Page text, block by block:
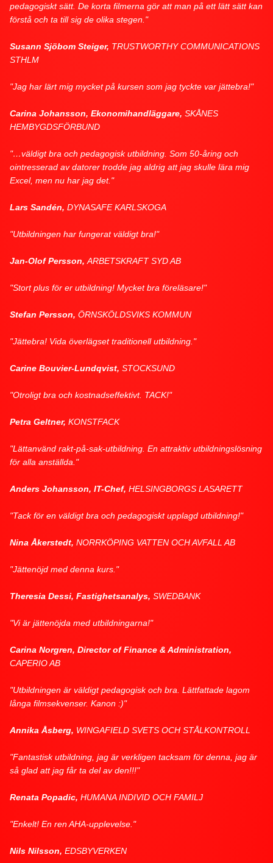
pedagogiskt sätt. De korta filmerna gör att man på ett lätt sätt kan
förstå och ta till sig de olika stegen."
Susann Sjöbom Steiger, TRUSTWORTHY COMMUNICATIONS
STHLM
"Jag har lärt mig mycket på kursen som jag tyckte var jättebra!"
Carina Johansson, Ekonomihandläggare, SKÅNES
HEMBYGDSFÖRBUND
"…väldigt bra och pedagogisk utbildning. Som 50-åring och
ointresserad av datorer trodde jag aldrig att jag skulle lära mig
Excel, men nu har jag det."
Lars Sandén, DYNASAFE KARLSKOGA
"Utbildningen har fungerat väldigt bra!"
Jan-Olof Persson, ARBETSKRAFT SYD AB
"Stort plus för er utbildning! Mycket bra föreläsare!"
Stefan Persson, ÖRNSKÖLDSVIKS KOMMUN
"Jättebra! Vida överlägset traditionell utbildning."
Carine Bouvier-Lundqvist, STOCKSUND
"Otroligt bra och kostnadseffektivt. TACK!"
Petra Geltner, KONSTFACK
"Lättanvänd rakt-på-sak-utbildning. En attraktiv utbildningslösning
för alla anställda."
Anders Johansson, IT-Chef, HELSINGBORGS LASARETT
"Tack för en väldigt bra och pedagogiskt upplagd utbildning!"
Nina Åkerstedt, NORRKÖPING VATTEN OCH AVFALL AB
"Jättenöjd med denna kurs."
Theresia Dessi, Fastighetsanalys, SWEDBANK
"Vi är jättenöjda med utbildningarna!"
Carina Norgren, Director of Finance & Administration,
CAPERIO AB
"Utbildningen är väldigt pedagogisk och bra. Lättfattade lagom
långa filmsekvenser. Kanon :)"
Annika Åsberg, WINGAFIELD SVETS OCH STÅLKONTROLL
"Fantastisk utbildning, jag är verkligen tacksam för denna, jag är
så glad att jag får ta del av den!!!"
Renata Popadic, HUMANA INDIVID OCH FAMILJ
"Enkelt! En ren AHA-upplevelse."
Nils Nilsson, EDSBYVERKEN